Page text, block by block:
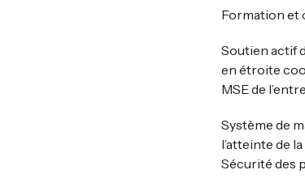
Formation et
Soutien actif
en étroite
MSE de
Système de
l’atteinte de
Sécurité des